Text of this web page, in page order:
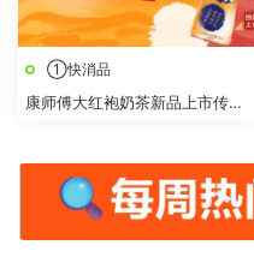
①快消品
康师傅大红袍奶茶新品上市传播